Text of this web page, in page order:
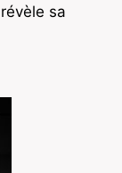
sa